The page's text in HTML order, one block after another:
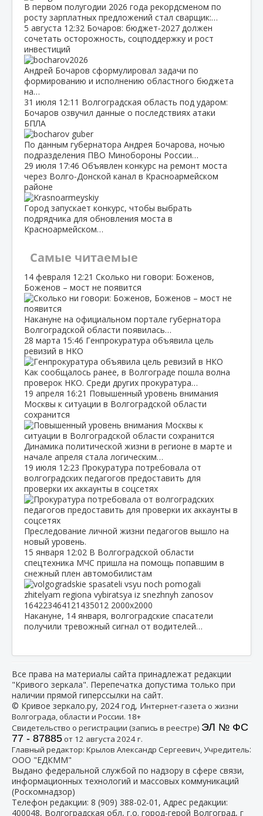
В первом полугодии 2026 года рекордсменом по
росту зарплатных предложений стал сварщик:…
5 августа 12:32 Бочаров: бюджет‑2027 должен
сочетать осторожность, соцподдержку и рост
инвестиций
Андрей Бочаров сформулировал задачи по
формированию и исполнению областного бюджета
на…
31 июля 12:11 Волгоградская область под ударом:
Бочаров озвучил данные о последствиях атаки
БПЛА
По данным губернатора Андрея Бочарова, ночью
подразделения ПВО Минобороны России…
29 июля 17:46 Объявлен конкурс на ремонт моста
через Волго‑Донской канал в Красноармейском
районе
Город запускает конкурс, чтобы выбрать
подрядчика для обновления моста в
Красноармейском…
Самые читаемые
14 февраля 12:21 Сколько ни говори: Боженов,
Боженов – мост не появится
Накануне на официальном портале губернатора
Волгоградской области появилась…
28 марта 15:46 Генпрокуратура объявила цель
ревизий в НКО
Как сообщалось ранее, в Волгограде пошла волна
проверок НКО. Среди других прокуратура…
19 апреля 16:21 Повышенный уровень внимания
Москвы к ситуации в Волгоградской области
сохранится
Динамика политической жизни в регионе в марте и
начале апреля стала логическим…
19 июля 12:23 Прокуратура потребовала от
волгоградских педагогов предоставить для
проверки их аккаунты в соцсетях
Преследование личной жизни педагогов вышло на
новый уровень.
15 января 12:02 В Волгоградской области
спецтехника МЧС пришла на помощь попавшим в
снежный плен автомобилистам
Накануне, 14 января, волгоградские спасатели
получили тревожный сигнал от водителей…
Все права на материалы сайта принадлежат редакции
"Кривого зеркала". Перепечатка допустима только при
наличии прямой гиперссылки на сайт.
© Кривое зеркало.ру, 2024 год, Интернет-газета о жизни
Волгограда, области и России. 18+
Свидетельство о регистрации (запись в реестре) ЭЛ № ФС
77 - 87885от 12 августа 2024 г.
Главный редактор: Крылов Александр Сергеевич, Учредитель:
ООО "ЕДКММ"
Выдано федеральной службой по надзору в сфере связи,
информационных технологий и массовых коммуникаций
(Роскомнадзор)
Телефон редакции: 8 (909) 388-02-01 , Адрес редакции:
400048, Волгоградская обл, г.о. город-герой Волгоград, г